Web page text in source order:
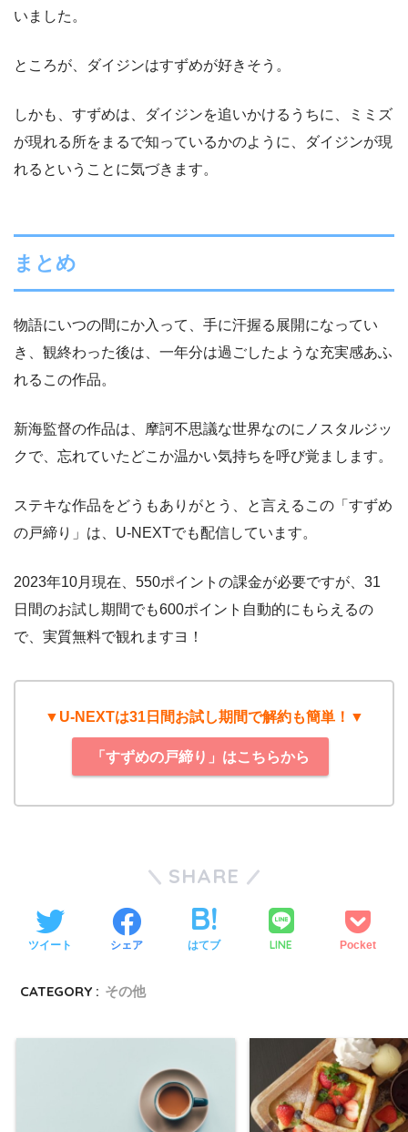
いました。
ところが、ダイジンはすずめが好きそう。
しかも、すずめは、ダイジンを追いかけるうちに、ミミズ
が現れる所をまるで知っているかのように、ダイジンが現
れるということに気づきます。
まとめ
物語にいつの間にか入って、手に汗握る展開になってい
き、観終わった後は、一年分は過ごしたような充実感あふ
れるこの作品。
新海監督の作品は、摩訶不思議な世界なのにノスタルジッ
クで、忘れていたどこか温かい気持ちを呼び覚まします。
ステキな作品をどうもありがとう、と言えるこの「すずめ
の戸締り」は、U-NEXTでも配信しています。
2023年10月現在、550ポイントの課金が必要ですが、31
日間のお試し期間でも600ポイント自動的にもらえるの
で、実質無料で観れますヨ！
▼U-NEXTは31日間お試し期間で解約も簡単！▼
「すずめの戸締り」はこちらから
SHARE
ツイート シェア はてブ LINE Pocket
CATEGORY : その他